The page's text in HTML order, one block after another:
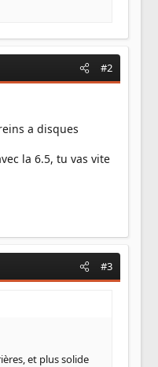
#2
a disques
la 6.5, tu vas vite
#3
et plus solide